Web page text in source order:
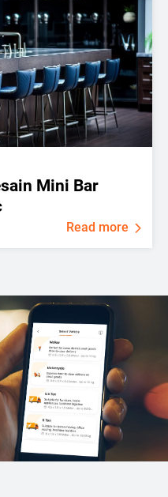
Mini Bar
Read more